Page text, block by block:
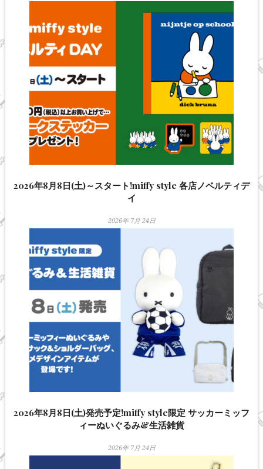
2026年8月8日(土)～スタート!miffy style 各店ノベルティデ
イ
2026年 7月 24日
2026年8月8日(土)発売予定!miffy style限定 サッカーミッフ
ィーぬいぐるみ&生活雑貨
2026年 7月 24日